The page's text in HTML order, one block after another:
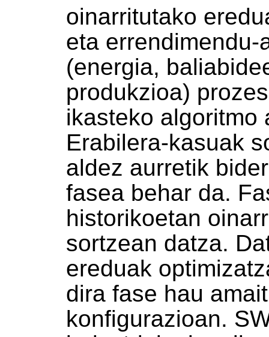
oinarritutako
eta
(energia,
produkzioa)
ikasteko algoritmo
Erabilera-kasuak
aldez aurretik
fasea behar da.
historikoetan
sortzean datza.
ereduak
dira fase hau
konfigurazioan.